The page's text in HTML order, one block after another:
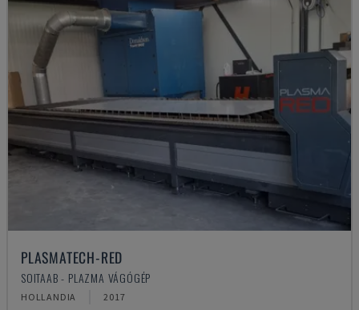
PLASMATECH-RED
SOITAAB - PLAZMA VÁGÓGÉP
HOLLANDIA 2017